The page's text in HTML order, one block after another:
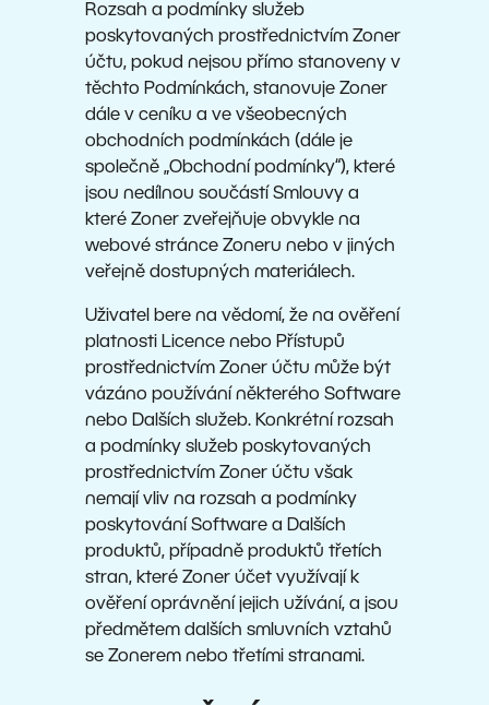
Rozsah a podmínky služeb
poskytovaných prostřednictvím Zoner
účtu, pokud nejsou přímo stanoveny v
těchto Podmínkách, stanovuje Zoner
dále v ceníku a ve všeobecných
obchodních podmínkách (dále je
společně „Obchodní podmínky“), které
jsou nedílnou součástí Smlouvy a
které Zoner zveřejňuje obvykle na
webové stránce Zoneru nebo v jiných
veřejně dostupných materiálech.
Uživatel bere na vědomí, že na ověření
platnosti Licence nebo Přístupů
prostřednictvím Zoner účtu může být
vázáno používání některého Software
nebo Dalších služeb. Konkrétní rozsah
a podmínky služeb poskytovaných
prostřednictvím Zoner účtu však
nemají vliv na rozsah a podmínky
poskytování Software a Dalších
produktů, případně produktů třetích
stran, které Zoner účet využívají k
ověření oprávnění jejich užívání, a jsou
předmětem dalších smluvních vztahů
se Zonerem nebo třetími stranami.